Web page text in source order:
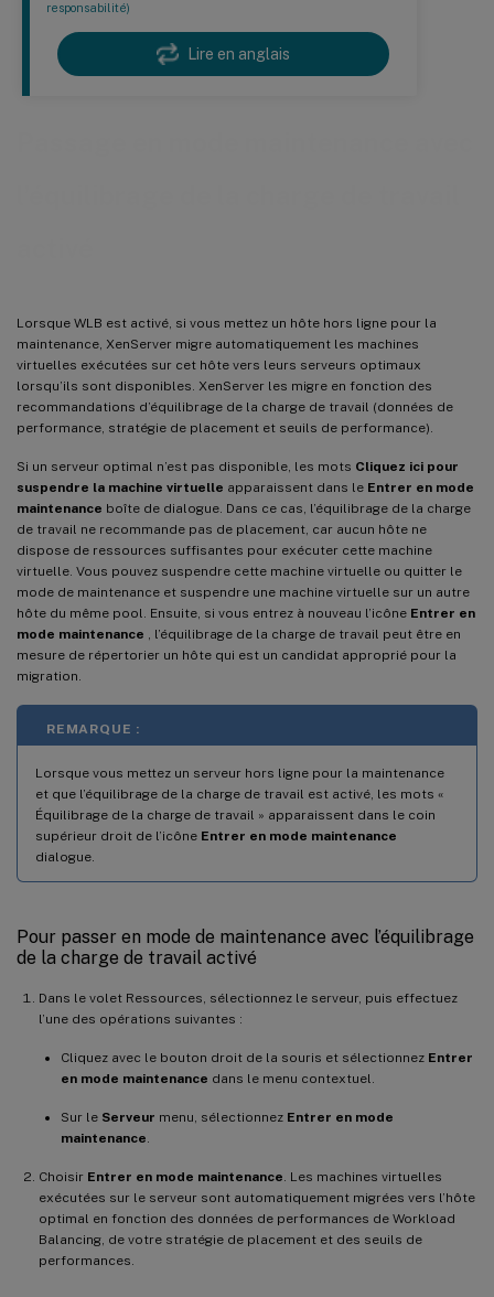
responsabilité)
Lire en anglais
Lorsque WLB est activé, si vous mettez un hôte hors ligne pour la
maintenance, XenServer migre automatiquement les machines
virtuelles exécutées sur cet hôte vers leurs serveurs optimaux
lorsqu’ils sont disponibles. XenServer les migre en fonction des
recommandations d’équilibrage de la charge de travail (données de
performance, stratégie de placement et seuils de performance).
Si un serveur optimal n’est pas disponible, les mots Cliquez ici pour
suspendre la machine virtuelle apparaissent dans le Entrer en mode
maintenance boîte de dialogue. Dans ce cas, l’équilibrage de la charge
de travail ne recommande pas de placement, car aucun hôte ne
dispose de ressources suffisantes pour exécuter cette machine
virtuelle. Vous pouvez suspendre cette machine virtuelle ou quitter le
mode de maintenance et suspendre une machine virtuelle sur un autre
hôte du même pool. Ensuite, si vous entrez à nouveau l’icône Entrer en
mode maintenance , l’équilibrage de la charge de travail peut être en
mesure de répertorier un hôte qui est un candidat approprié pour la
migration.
REMARQUE :
Lorsque vous mettez un serveur hors ligne pour la maintenance
et que l’équilibrage de la charge de travail est activé, les mots «
Équilibrage de la charge de travail » apparaissent dans le coin
supérieur droit de l’icône Entrer en mode maintenance
dialogue.
Pour passer en mode de maintenance avec l’équilibrage
de la charge de travail activé
Dans le volet Ressources, sélectionnez le serveur, puis effectuez
l’une des opérations suivantes :
Cliquez avec le bouton droit de la souris et sélectionnez Entrer
en mode maintenance dans le menu contextuel.
Sur le Serveur menu, sélectionnez Entrer en mode
maintenance
Choisir Entrer en mode maintenance . Les machines virtuelles
exécutées sur le serveur sont automatiquement migrées vers l’hôte
optimal en fonction des données de performances de Workload
Balancing, de votre stratégie de placement et des seuils de
performances.